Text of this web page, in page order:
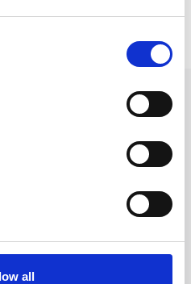
all
que garantiza el desarrollo
veterinarias permitiéndote
práctica diaria